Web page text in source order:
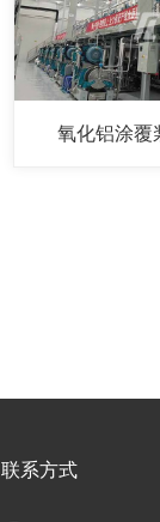
氧化铝涂覆
联系方式